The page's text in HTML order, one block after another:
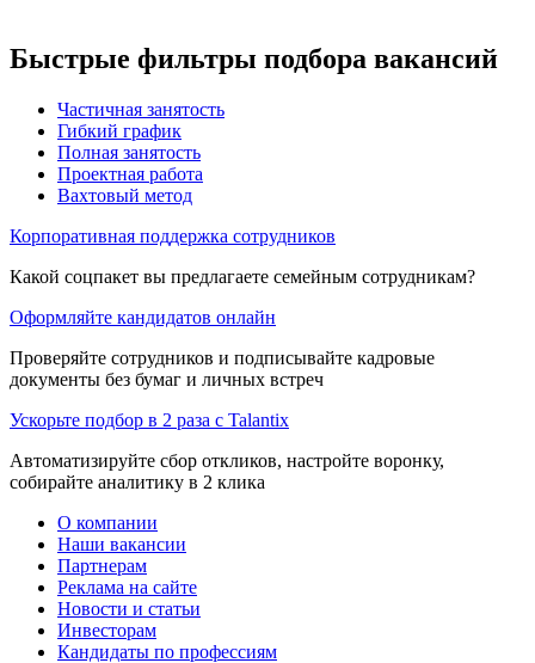
Быстрые фильтры подбора вакансий
Частичная занятость
Гибкий график
Полная занятость
Проектная работа
Вахтовый метод
Корпоративная поддержка сотрудников
Какой соцпакет вы предлагаете семейным сотрудникам?
Оформляйте кандидатов онлайн
Проверяйте сотрудников и подписывайте кадровые
документы без бумаг и личных встреч
Ускорьте подбор в 2 раза с Talantix
Автоматизируйте сбор откликов, настройте воронку,
собирайте аналитику в 2 клика
О компании
Наши вакансии
Партнерам
Реклама на сайте
Новости и статьи
Инвесторам
Кандидаты по профессиям